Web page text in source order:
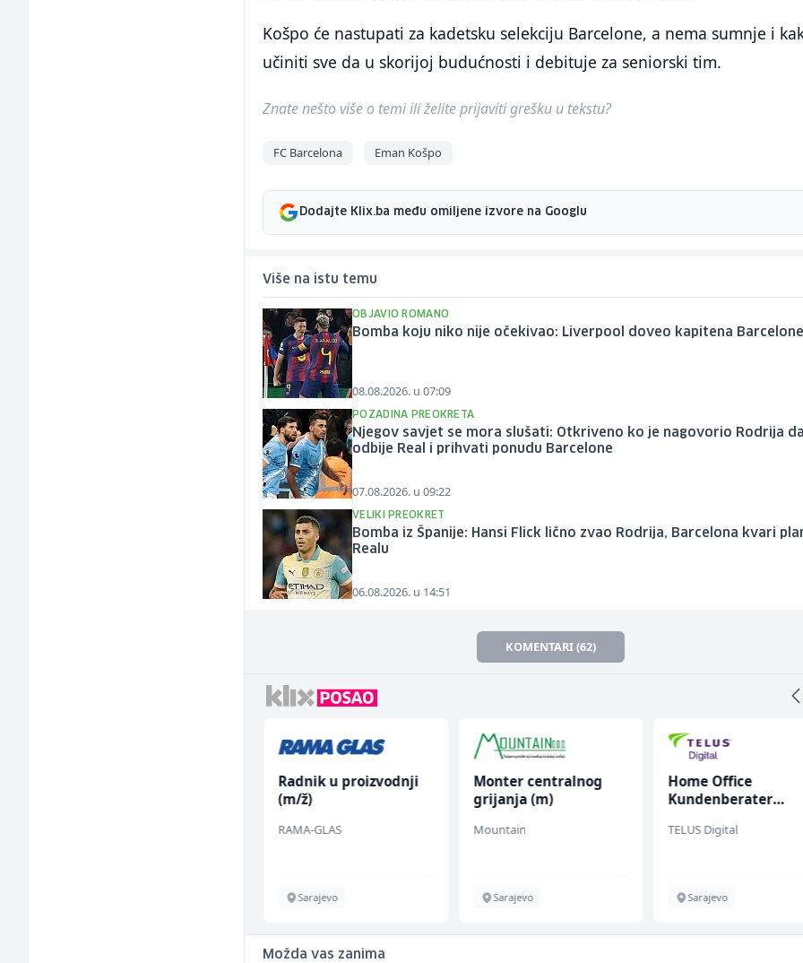
Košpo će nastupati za kadetsku selekciju Barcelone, a nema sumnje i
učiniti sve da u skorijoj budućnosti i debituje za seniorski tim.
Znate nešto više o temi ili želite prijaviti grešku u tekstu?
FC Barcelona Eman Košpo
Dodajte Klix.ba među omiljene izvore na Googlu
Više na istu temu
OBJAVIO ROMANO
Bomba koju niko nije očekivao: Liverpool doveo kapitena Barcelone
08.08.2026. u 07:09
POZADINA PREOKRETA
Njegov savjet se mora slušati: Otkriveno ko je nagovorio Rodrija da
odbije Real i prihvati ponudu Barcelone
07.08.2026. u 09:22
VELIKI PREOKRET
Bomba iz Španije: Hansi Flick lično zvao Rodrija, Barcelona kvari
Realu
06.08.2026. u 14:51
KOMENTARI (62)
Radnik u proizvodnji
(m/ž)
RAMA-GLAS
Sarajevo
Monter centralnog
grijanja (m)
Mountain
Sarajevo
Home Office
Kundenberater
TELUS Digital
Sarajevo
Možda vas zanima